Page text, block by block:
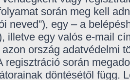
során meg kell
neved”), egy – a
illetve egy valós e-mail
ország adatvédelmi
regisztráció során
döntésétől függ.